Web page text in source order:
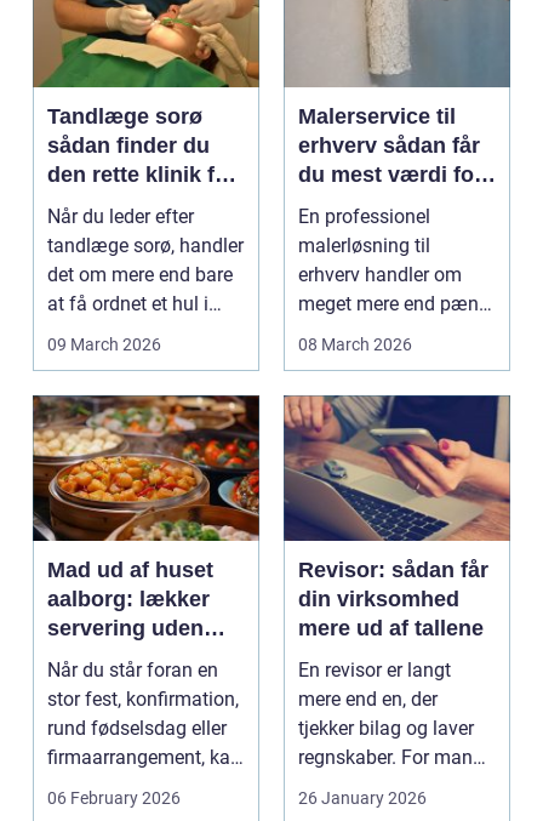
Tandlæge sorø
sådan finder du
den rette klinik for
dig
Når du leder efter
tandlæge sorø, handler
det om mere end bare
at få ordnet et hul i
tanden. For man...
09 March 2026
Malerservice til
erhverv sådan får
du mest værdi for
pengene
En professionel
malerløsning til
erhverv handler om
meget mere end pæne
vægge. Malerarbejde
08 March 2026
Mad ud af huset
aalborg: lækker
servering uden
stress
Når du står foran en
stor fest, konfirmation,
rund fødselsdag eller
firmaarrangement, kan
planlægnin...
06 February 2026
Revisor: sådan får
din virksomhed
mere ud af tallene
En revisor er langt
mere end en, der
tjekker bilag og laver
regnskaber. For mange
mindre og mellemst...
26 January 2026